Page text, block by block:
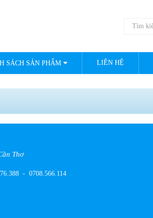
SÁCH SẢN PHẨM LIÊN HỆ
Thơ
- 0708.566.114